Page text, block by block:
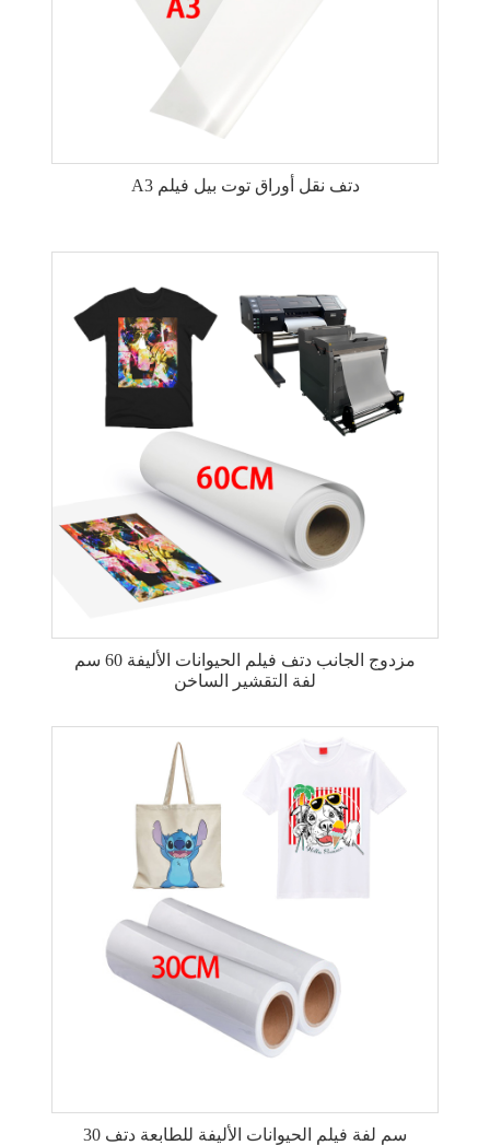
A3 دتف نقل أوراق توت بيل فيلم
مزدوج الجانب دتف فيلم الحيوانات الأليفة 60 سم
لفة التقشير الساخن
30 سم لفة فيلم الحيوانات الأليفة للطابعة دتف